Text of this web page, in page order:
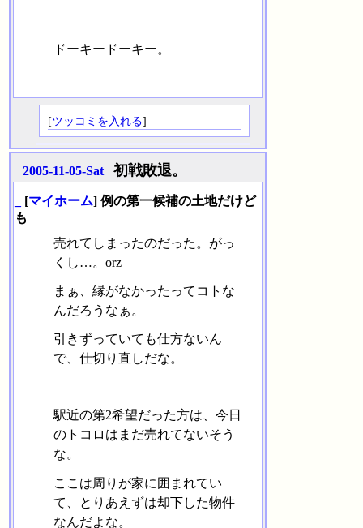
ドーキードーキー。
[ツッコミを入れる]
2005-11-05-Sat 初戦敗退。
[マイホーム] 例の第一候補の土地だけど
も
売れてしまったのだった。がっ
くし…。orz
まぁ、縁がなかったってコトな
んだろうなぁ。
引きずっていても仕方ないん
で、仕切り直しだな。
駅近の第2希望だった方は、今日
のトコロはまだ売れてないそう
な。
ここは周りが家に囲まれてい
て、とりあえずは却下した物件
なんだよな。